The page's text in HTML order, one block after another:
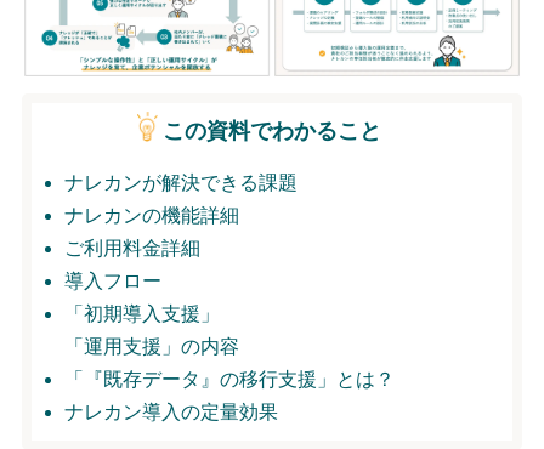
ログイン
この資料でわかること
ナレカンが解決できる課題
ナレカンの機能詳細
ご利用料金詳細
導入フロー
「初期導入支援」
「運用支援」の内容
「『既存データ』の移行支援」とは？
ナレカン導入の定量効果